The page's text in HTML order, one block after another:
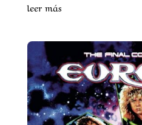
leer más